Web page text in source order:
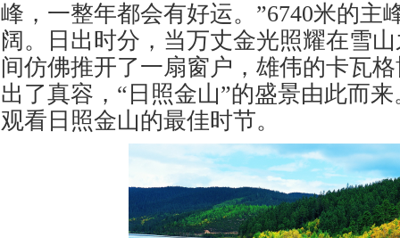
峰，一整年都会有好运。”6740米的主
阔。日出时分，当万丈金光照耀在雪
间仿佛推开了一扇窗户，雄伟的卡瓦
出了真容，“日照金山”的盛景由此而
观看日照金山的最佳时节。